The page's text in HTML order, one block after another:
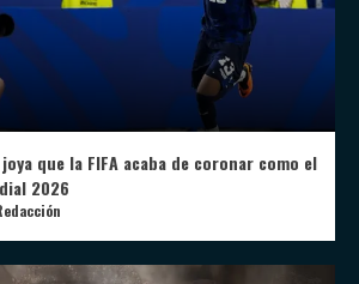
que la FIFA acaba de coronar como el
2026